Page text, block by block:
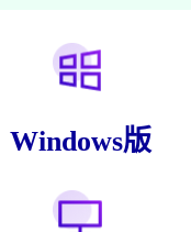
Windows版